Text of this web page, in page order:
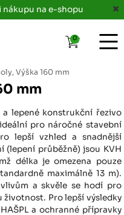
nákupu na e-shopu
Výška 160 mm
mm
a lepené konstrukční řezivo
pro náročné stavební
lepší vzhled a snadnější
(lepení průběžně) jsou KVH
délka je omezena pouze
maximálně 13 m).
a skvěle se hodí pro
Pro lepší výsledky
a ochranné přípravky
0